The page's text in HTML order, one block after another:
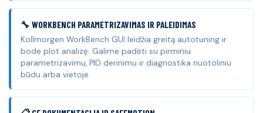
🔧 WORKBENCH PARAMETRIZAVIMAS IR PALEIDIMAS
Kollmorgen WorkBench GUI leidžia greitą autotuning ir
bode plot analizę. Galime padėti su pirminiu
parametrizavimu, PID derinimu ir diagnostika nuotoliniu
būdu arba vietoje.